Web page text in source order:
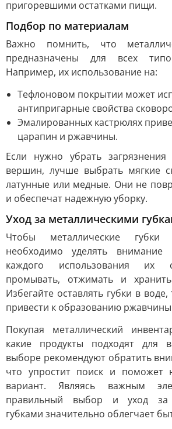
пригоревшими остатками пищи.
Подбор по материалам
Важно помнить, что
предназначены для всех
Например, их использование на:
Тефлоновом покрытии может
антипригарные свойства
Эмалированных кастрюлях
царапин и ржавчины.
Если нужно убрать
вершин, лучше выбрать мягкие
латунные или медные. Они не
и обеспечат надежную уборку.
Уход за металлическими
Чтобы металлические губки
необходимо уделять
каждого использования их
промывать, отжимать и
Избегайте оставлять губки в
привести к образованию
Покупая металлический
какие продукты подходят для
выборе рекомендуют обратить
что упростит поиск и поможет
вариант. Являясь важным
правильный выбор и уход за
губками значительно облегчает